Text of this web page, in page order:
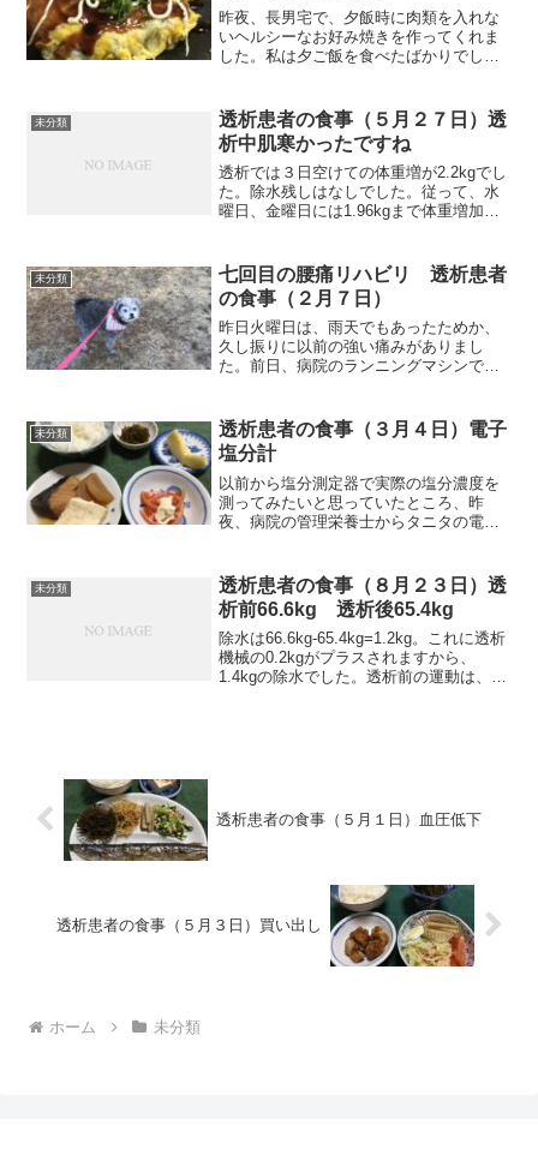
昨夜、長男宅で、夕飯時に肉類を入れな
いヘルシーなお好み焼きを作ってくれま
した。私は夕ご飯を食べたばかりでした
してもいいレベルのお好み焼きでした。
それでは朝食から紹介します...
未分類
透析患者の食事（５月２７日）透
析中肌寒かったですね
透析では３日空けての体重増が2.2kgでし
た。除水残しはなしでした。従って、水
曜日、金曜日には1.96kgまで体重増加が
ば、その分、次で減らす必要が出てきま
すからね。そ...
未分類
七回目の腰痛リハビリ 透析患者
の食事（２月７日）
昨日火曜日は、雨天でもあったためか、
久し振りに以前の強い痛みがありまし
た。前日、病院のランニングマシンで角
も痛みはありました。しかし、リハビリ
後は幾分か痛みも弱くなりま...
未分類
透析患者の食事（３月４日）電子
塩分計
以前から塩分測定器で実際の塩分濃度を
測ってみたいと思っていたところ、昨
夜、病院の管理栄養士からタニタの電子
0.8%と出ました。しかし、肝心な味噌汁
の全体量を測らず食べてし...
未分類
透析患者の食事（８月２３日）透
析前66.6kg 透析後65.4kg
除水は66.6kg-65.4kg=1.2kg。これに透析
機械の0.2kgがプラスされますから、
1.4kgの除水でした。透析前の運動は、自
透析患者の食事（５月１日）血圧低下
透析患者の食事（５月３日）買い出し
ホーム 未分類